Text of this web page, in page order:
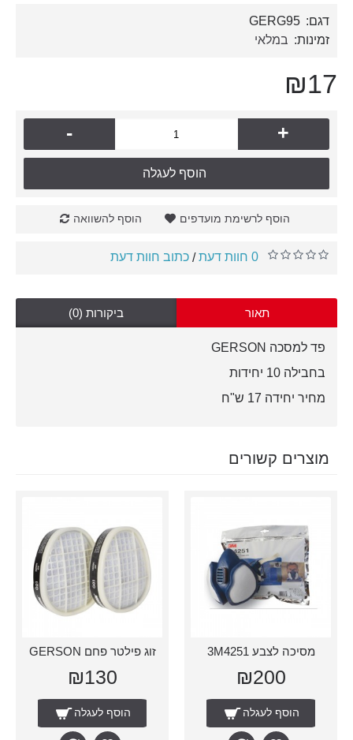
דגם: GERG95
זמינות: במלאי
₪17
- +
הוסף לעגלה
הוסף לרשימת מועדפים הוסף להשוואה
0 חוות דעת / כתוב חוות דעת
תאור ביקורות (0)
פד למסכה GERSON
בחבילה 10 יחידות
מחיר יחידה 17 ש"ח
מוצרים קשורים
מסיכה לצבע 3M4251
₪200
הוסף לעגלה
זוג פילטר פחם GERSON
₪130
הוסף לעגלה